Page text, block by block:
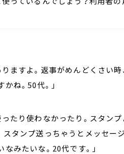
ますよ。返事がめんどくさい
かね。50代。」
たり使わなかったり。スタンプ
スタンプ送っちゃうとメッセー
なみたいな。20代です。」